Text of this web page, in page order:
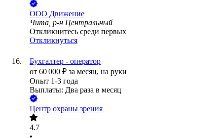
ООО Движение
Чита, р-н Центральный
Откликнитесь среди первых
Откликнуться
Бухгалтер - оператор
от 60 000 ₽ за месяц, на руки
Опыт 1-3 года
Выплаты: Два раза в месяц
Центр охраны зрения
4.7